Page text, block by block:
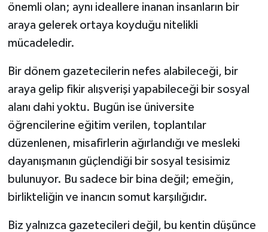
önemli olan; aynı ideallere inanan insanların bir
araya gelerek ortaya koyduğu nitelikli
mücadeledir.
Bir dönem gazetecilerin nefes alabileceği, bir
araya gelip fikir alışverişi yapabileceği bir sosyal
alanı dahi yoktu. Bugün ise üniversite
öğrencilerine eğitim verilen, toplantılar
düzenlenen, misafirlerin ağırlandığı ve mesleki
dayanışmanın güçlendiği bir sosyal tesisimiz
bulunuyor. Bu sadece bir bina değil; emeğin,
birlikteliğin ve inancın somut karşılığıdır.
Biz yalnızca gazetecileri değil, bu kentin düşünce